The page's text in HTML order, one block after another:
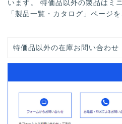
います。 特価品以外の製品はミ
「製品一覧・カタログ」ページを
特価品以外の在庫お問い合わせ